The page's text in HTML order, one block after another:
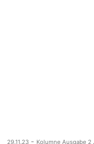
29.11.23 - Kolumne Ausgabe 2